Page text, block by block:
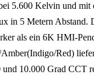
5.600 Kelvin und mit
in 5 Metern Abstand.
als ein 6K HMI-
Red)
und 10.000 Grad CCT